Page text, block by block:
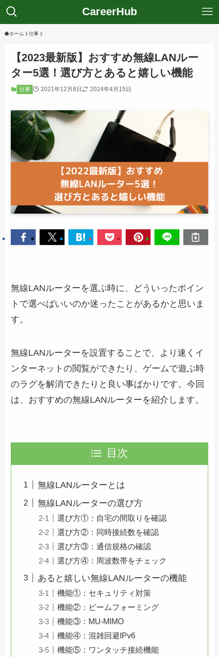
CareerHub
ホーム 仕事
【2023最新版】おすすめ無線LANルー
ター5選！選び方とあると嬉しい機能
仕事 2021年12月8日 2024年4月15日
無線LANルーターを選ぶ時に、どういったポイン
トで選べばいいのか迷ったことがあるかと思いま
す。
無線LANルーターを設置することで、より速くイ
ンターネットの閲覧ができたり、ゲームで遊ぶ時
のラグを解消できたりと良い事ばかりです。今回
は、おすすめの無線LANルーターを紹介します。
目次
無線LANルーターとは
無線LANルーターの選び方
選び方①：自宅の間取りを確認
選び方②：同時接続数を確認
選び方③：通信規格の確認
選び方④：周波数帯をチェック
あると嬉しい無線LANルーターの機能
機能①：セキュリティ対策
機能②：ビームフォーミング
機能③：MU-MIMO
機能④：混雑回避IPv6
機能⑤：ワンタッチ接続機能